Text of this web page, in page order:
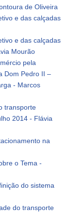
de Oliveira
e das calçadas
e das calçadas
Mourão
pela
Dom Pedro II –
- Marcos
transporte
2014 - Flávia
na
o Tema -
do sistema
do transporte